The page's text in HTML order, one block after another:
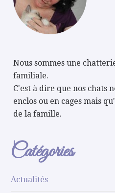
Nous sommes une
familiale.
C'est à dire que nos chats
enclos ou en cages mais
de la famille.
Catégories
Actualités